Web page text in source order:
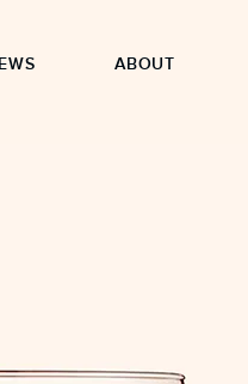
ABOUT